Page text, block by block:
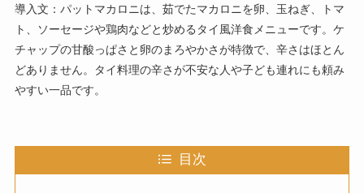
導入文：パットマカロニは、茹でたマカロニを卵、玉ねぎ、トマ
ト、ソーセージや鶏肉などと炒めるタイ風洋食メニューです。ケ
チャップの甘酸っぱさと卵のまろやかさが特徴で、辛さはほとん
どありません。タイ料理の辛さが不安な人や子ども連れにも頼み
やすい一品です。
目次